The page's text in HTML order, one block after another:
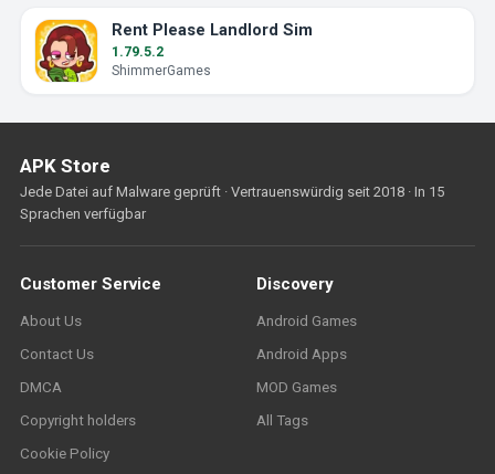
Rent Please Landlord Sim
1.79.5.2
ShimmerGames
APK Store
Jede Datei auf Malware geprüft · Vertrauenswürdig seit 2018 · In 15
Sprachen verfügbar
Customer Service
About Us
Contact Us
DMCA
Copyright holders
Cookie Policy
Discovery
Android Games
Android Apps
MOD Games
All Tags